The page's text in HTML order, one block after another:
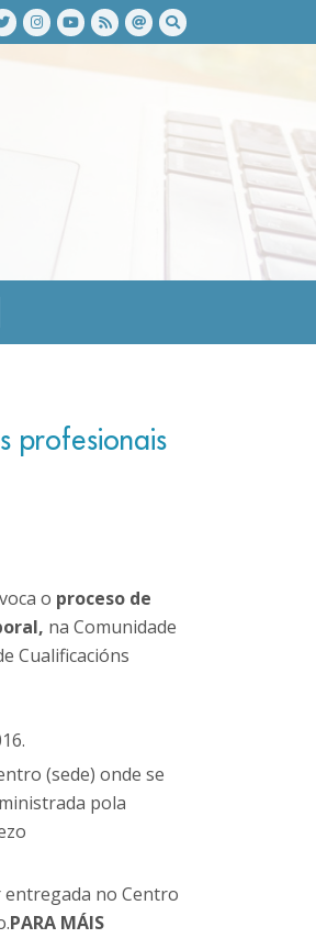
profesionais
o proceso de
na Comunidade
Cualificacións
(sede) onde se
pola
entregada no Centro
PARA MÁIS